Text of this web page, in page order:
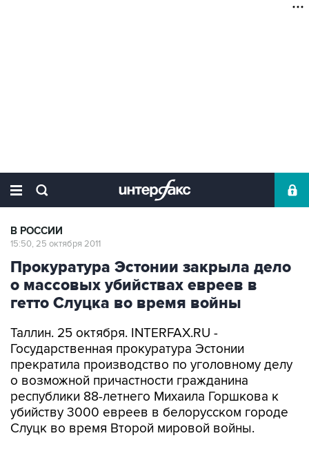
В РОССИИ
15:50, 25 октября 2011
Прокуратура Эстонии закрыла дело
о массовых убийствах евреев в
гетто Слуцка во время войны
Таллин. 25 октября. INTERFAX.RU -
Государственная прокуратура Эстонии
прекратила производство по уголовному делу
о возможной причастности гражданина
республики 88-летнего Михаила Горшкова к
убийству 3000 евреев в белорусском городе
Слуцк во время Второй мировой войны.